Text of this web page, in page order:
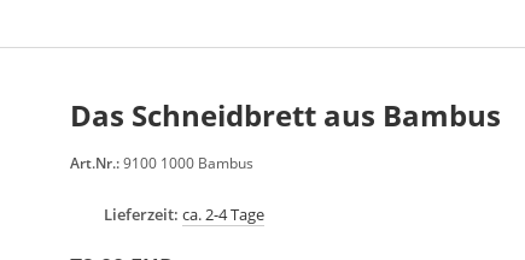
Das Schneidbrett aus Bambus
Art.Nr.:9100 1000 Bambus
Lieferzeit: ca. 2-4 Tage